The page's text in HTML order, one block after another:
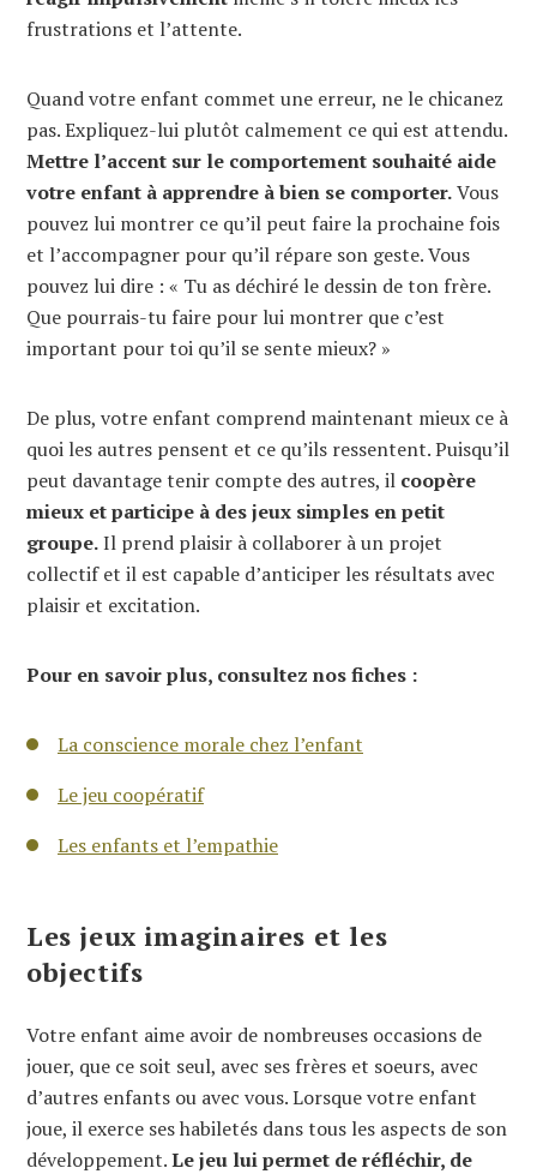
frustrations et l’attente.
Quand votre enfant commet une erreur, ne le chicanez
pas. Expliquez-lui plutôt calmement ce qui est attendu.
Mettre l’accent sur le comportement souhaité aide
votre enfant à apprendre à bien se comporter.Vous
pouvez lui montrer ce qu’il peut faire la prochaine fois
et l’accompagner pour qu’il répare son geste. Vous
pouvez lui dire : « Tu as déchiré le dessin de ton frère.
Que pourrais-tu faire pour lui montrer que c’est
important pour toi qu’il se sente mieux? »
De plus, votre enfant comprend maintenant mieux ce à
quoi les autres pensent et ce qu’ils ressentent. Puisqu’il
peut davantage tenir compte des autres, il coopère
mieux et participe à des jeux simples en petit
groupe.Il prend plaisir à collaborer à un projet
collectif et il est capable d’anticiper les résultats avec
plaisir et excitation.
Pour en savoir plus, consultez nos fiches :
La conscience morale chez l’enfant
Le jeu coopératif
Les enfants et l’empathie
Les jeux imaginaires et les
objectifs
Votre enfant aime avoir de nombreuses occasions de
jouer, que ce soit seul, avec ses frères et soeurs, avec
d’autres enfants ou avec vous. Lorsque votre enfant
joue, il exerce ses habiletés dans tous les aspects de son
développement.Le jeu lui permet de réfléchir, de